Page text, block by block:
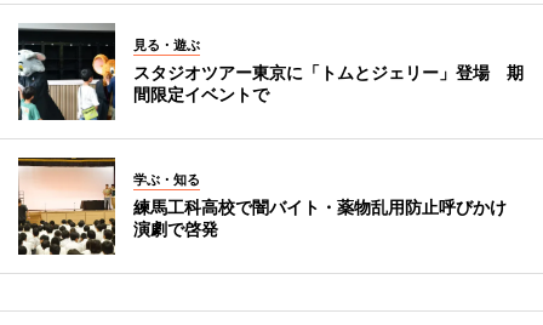
見る・遊ぶ
スタジオツアー東京に「トムとジェリー」登場 期
間限定イベントで
学ぶ・知る
練馬工科高校で闇バイト・薬物乱用防止呼びかけ
演劇で啓発